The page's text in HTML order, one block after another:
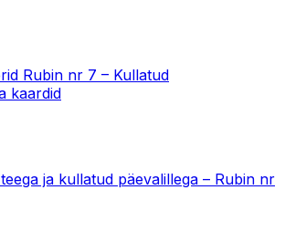
Rubin nr 7 – Kullatud
kaardid
ja kullatud päevalillega – Rubin nr